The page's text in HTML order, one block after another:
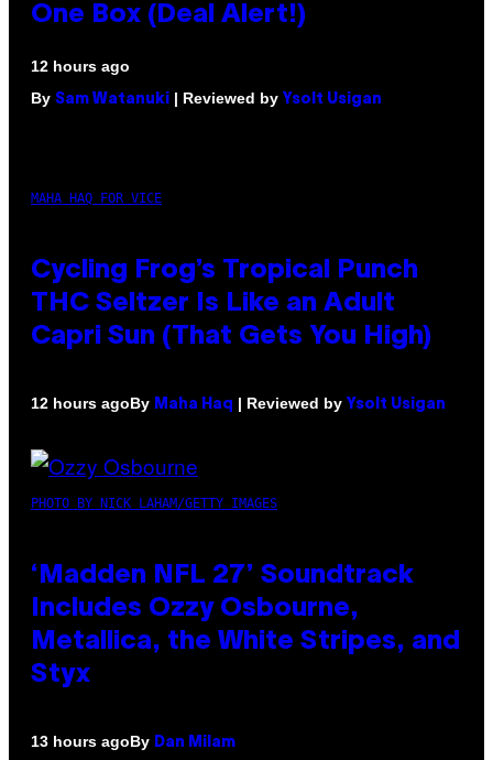
One Box (Deal Alert!)
12 hours ago
By Sam Watanuki | Reviewed by Ysolt Usigan
MAHA HAQ FOR VICE
Cycling Frog’s Tropical Punch
THC Seltzer Is Like an Adult
Capri Sun (That Gets You High)
12 hours agoBy Maha Haq | Reviewed by Ysolt Usigan
PHOTO BY NICK LAHAM/GETTY IMAGES
‘Madden NFL 27’ Soundtrack
Includes Ozzy Osbourne,
Metallica, the White Stripes, and
Styx
13 hours agoBy Dan Milam